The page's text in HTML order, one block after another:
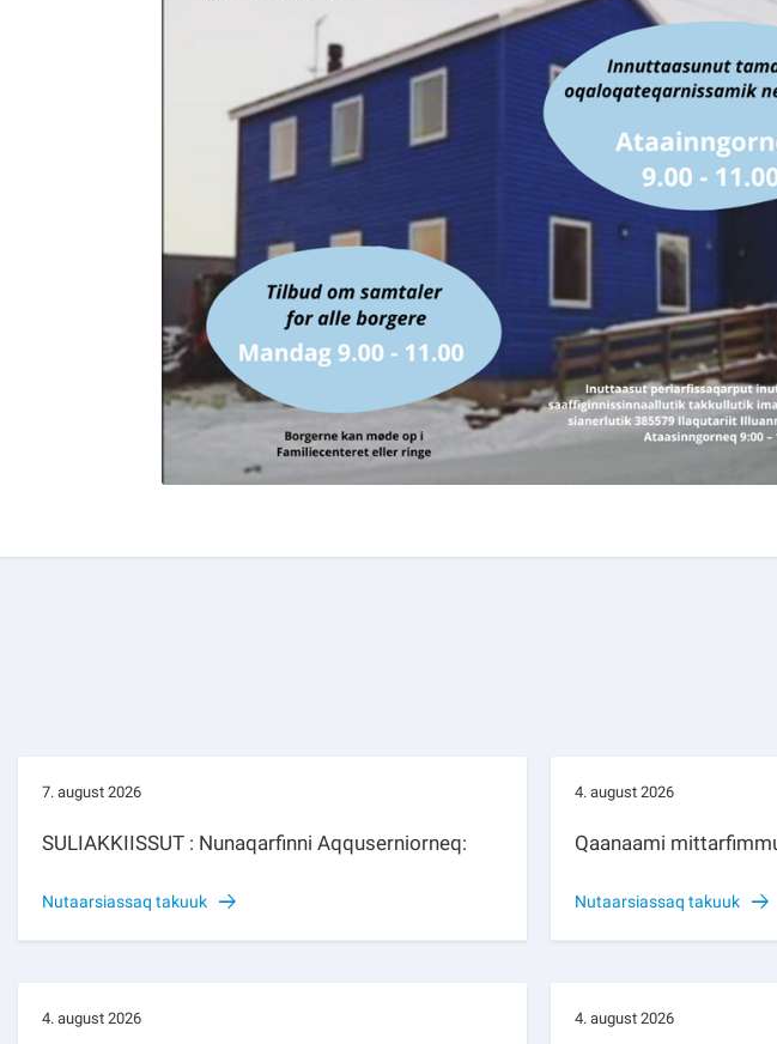
7. august 2026
SULIAKKIISSUT : Nunaqarfinni Aqquserniorneq:
Nutaarsiassaq takuuk
4. august 2026
Qaanaami
Nutaarsiassaq takuuk
4. august 2026 4. august 2026